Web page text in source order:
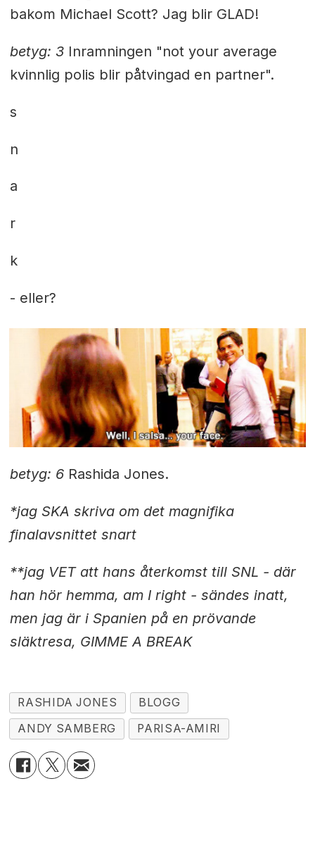
bakom Michael Scott? Jag blir GLAD!
betyg: 3Inramningen "not your average
kvinnlig polis blir påtvingad en partner".
s
n
a
r
k
- eller?
betyg: 6Rashida Jones.
*jag SKA skriva om det magnifika
finalavsnittet snart
**jag VET att hans återkomst till SNL - där
han hör hemma, am I right - sändes inatt,
men jag är i Spanien på en prövande
släktresa, GIMME A BREAK
RASHIDA JONES
BLOGG
ANDY SAMBERG
PARISA-AMIRI